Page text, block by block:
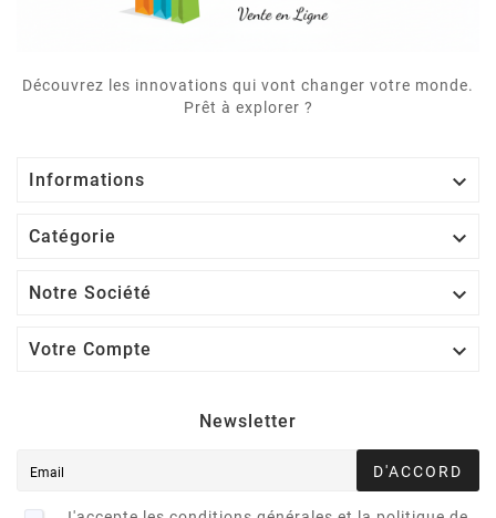
Découvrez les innovations qui vont changer votre monde.
Prêt à explorer ?
Informations 
Catégorie 
Notre Société 
Votre Compte 
Newsletter
D'ACCORD